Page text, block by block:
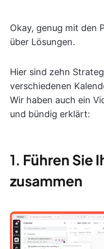
Okay, genug mit den
über Lösungen.
Hier sind zehn
verschiedenen
Wir haben auch ein
und bündig erklärt:
1. Führen Sie
zusammen